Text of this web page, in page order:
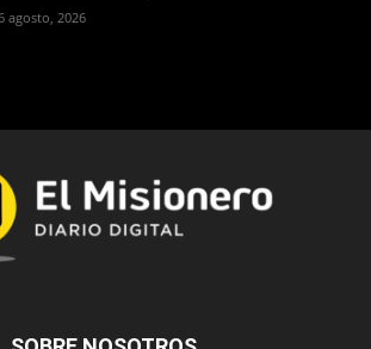
agosto, 2026